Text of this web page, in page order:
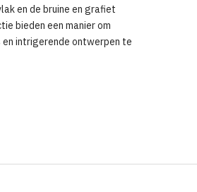
en de bruine en grafiet
bieden een manier om
intrigerende ontwerpen te